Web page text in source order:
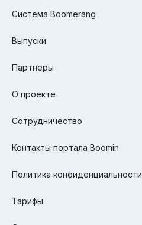
Система Boomerang
Выпуски
Партнеры
О проекте
Сотрудничество
Контакты портала Boomin
Политика конфиденциальности
Тарифы